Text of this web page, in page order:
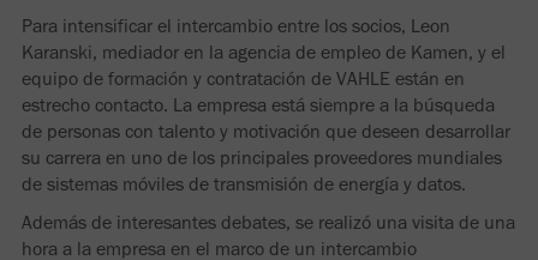
Para intensificar el intercambio entre los socios, Leon
Karanski, mediador en la agencia de empleo de Kamen, y el
equipo de formación y contratación de VAHLE están en
estrecho contacto. La empresa está siempre a la búsqueda
de personas con talento y motivación que deseen desarrollar
su carrera en uno de los principales proveedores mundiales
de sistemas móviles de transmisión de energía y datos.
Además de interesantes debates, se realizó una visita de una
hora a la empresa en el marco de un intercambio